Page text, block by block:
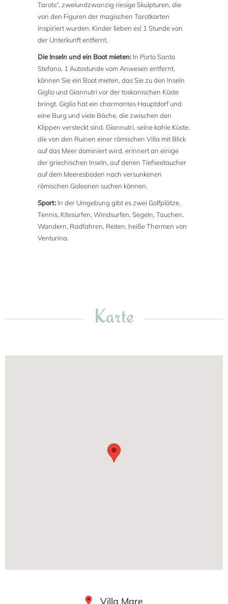
Tarots“, zweiundzwanzig riesige Skulpturen, die
von den Figuren der magischen Tarotkarten
inspiriert wurden. Kinder lieben es! 1 Stunde von
der Unterkunft entfernt.
Die Inseln und ein Boot mieten: In Porto Santo
Stefano, 1 Autostunde vom Anwesen entfernt,
können Sie ein Boot mieten, das Sie zu den Inseln
Giglio und Giannutri vor der toskanischen Küste
bringt. Giglio hat ein charmantes Hauptdorf und
eine Burg und viele Bäche, die zwischen den
Klippen versteckt sind. Giannutri, seine kahle Küste,
die von den Ruinen einer römischen Villa mit Blick
auf das Meer dominiert wird, erinnert an einige
der griechischen Inseln, auf denen Tiefseetaucher
auf dem Meeresboden nach versunkenen
römischen Galeonen suchen können.
Sport: In der Umgebung gibt es zwei Golfplätze.
Tennis, Kitesurfen, Windsurfen, Segeln, Tauchen,
Wandern, Radfahren, Reiten, heiße Thermen von
Venturina.
Karte
Villa Mare